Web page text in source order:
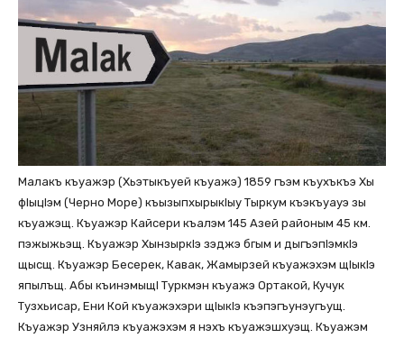
Малакъ къуажэр (Хьэтыкъуей къуажэ) 1859 гъэм къухъкъэ Хы
фlыцlэм (Черно Море) къызыпхырыкlыу Тыркум къэкъуауэ зы
къуажэщ. Къуажэр Кайсери къалэм 145 Азей районым 45 км.
пэжыжьэщ. Къуажэр Хынзыркlэ зэджэ бгым и дыгъэпlэмкlэ
щысщ. Къуажэр Бесерек, Кавак, Жамырзей къуажэхэм щlыкlэ
япылъщ. Абы къинэмыщl Туркмэн къуажэ Ортакой, Кучук
Тузхьисар, Ени Кой къуажэхэри щlыкlэ къэпэгъунэугъущ.
Къуажэр Узняйлэ къуажэхэм я нэхъ къуажэшхуэщ. Къуажэм